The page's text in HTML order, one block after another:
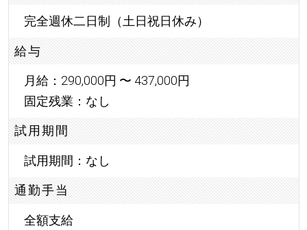
完全週休二日制（土日祝日休み）
給与
月給：290,000円 〜 437,000円
固定残業：なし
試用期間
試用期間：なし
通勤手当
全額支給